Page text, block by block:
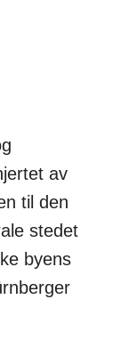
av
til den
stedet
byens